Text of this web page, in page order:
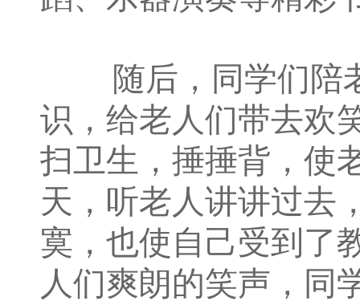
随后，同学们陪老
识，给老人们带去欢
扫卫生，捶捶背，使
天，听老人讲讲过去
寞，也使自己受到了
人们爽朗的笑声，同